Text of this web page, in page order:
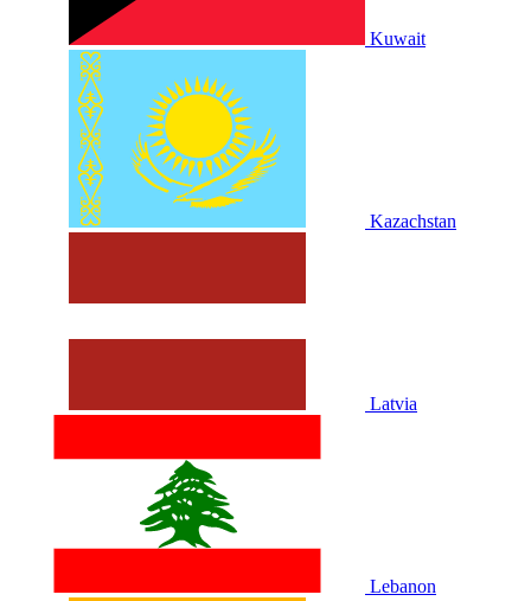
Kuwait
Kazachstan
Latvia
Lebanon